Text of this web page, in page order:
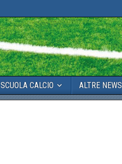
SCUOLA CALCIO ALTRE NEWS